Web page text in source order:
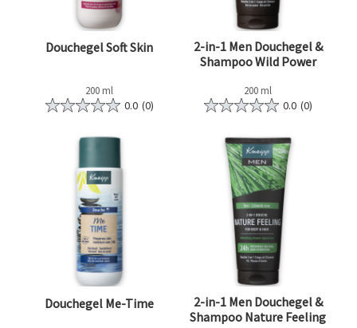
Douchegel Soft Skin
200 ml
0.0 (0)
2-in-1 Men Douchegel &
Shampoo Wild Power
200 ml
0.0 (0)
Douchegel Me-Time
2-in-1 Men Douchegel &
Shampoo Nature Feeling